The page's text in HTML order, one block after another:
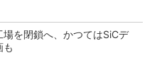
場を閉鎖へ、かつてはSiCデ
も